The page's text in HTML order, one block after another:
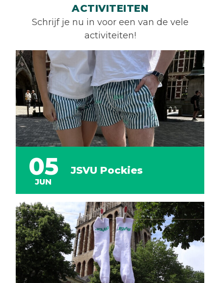
ACTIVITEITEN
Schrijf je nu in voor een van de vele
activiteiten!
JSVU Pockies
05
JUN